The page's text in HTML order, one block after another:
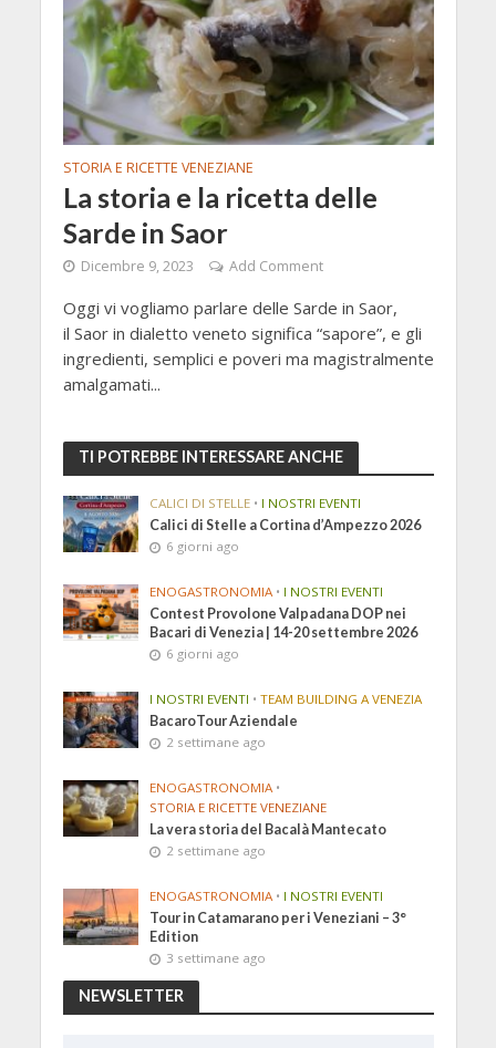
STORIA E RICETTE VENEZIANE
La storia e la ricetta delle
Sarde in Saor
Dicembre 9, 2023 Add Comment
Oggi vi vogliamo parlare delle Sarde in Saor,
il Saor in dialetto veneto significa “sapore”, e gli
ingredienti, semplici e poveri ma magistralmente
amalgamati...
TI POTREBBE INTERESSARE ANCHE
CALICI DI STELLE • I NOSTRI EVENTI
Calici di Stelle a Cortina d’Ampezzo 2026
6 giorni ago
ENOGASTRONOMIA • I NOSTRI EVENTI
Contest Provolone Valpadana DOP nei
Bacari di Venezia | 14-20 settembre 2026
6 giorni ago
I NOSTRI EVENTI • TEAM BUILDING A VENEZIA
BacaroTour Aziendale
2 settimane ago
ENOGASTRONOMIA •
STORIA E RICETTE VENEZIANE
La vera storia del Bacalà Mantecato
2 settimane ago
ENOGASTRONOMIA • I NOSTRI EVENTI
Tour in Catamarano per i Veneziani – 3°
Edition
3 settimane ago
NEWSLETTER